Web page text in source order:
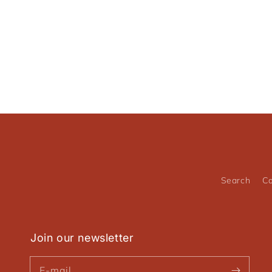
Search
Join our newsletter